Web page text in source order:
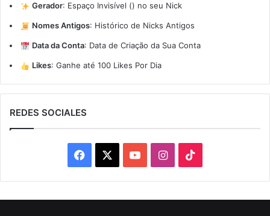
Gerador: Espaço Invisível (ㅤ) no seu Nick
Nomes Antigos: Histórico de Nicks Antigos
Data da Conta: Data de Criação da Sua Conta
Likes: Ganhe até 100 Likes Por Dia
REDES SOCIALES
Facebook YouTubeInstagram